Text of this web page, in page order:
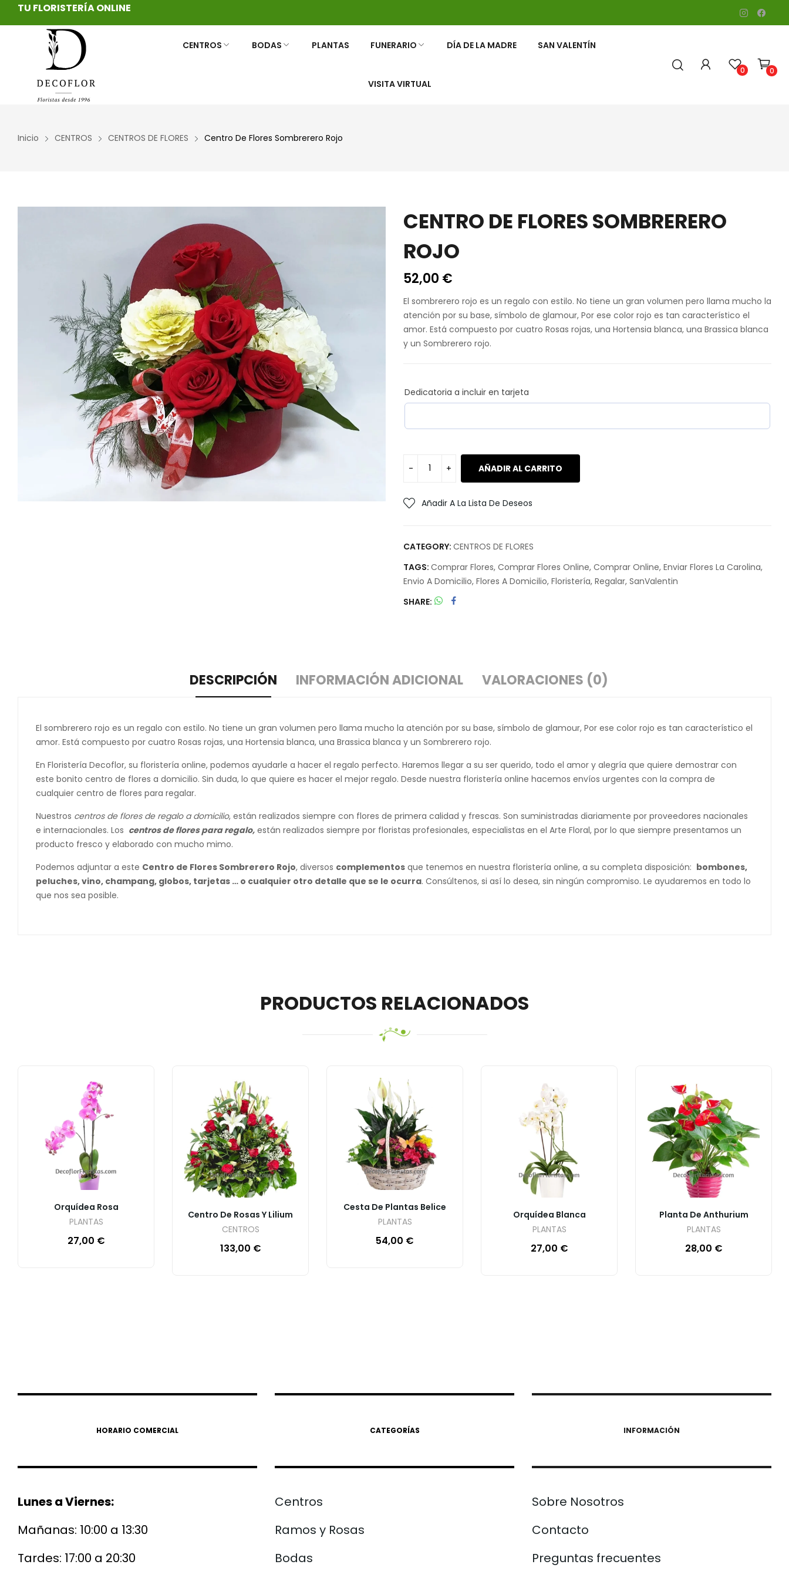
TU FLORISTERÍA ONLINE
CENTROS
CENTROS DE FLORES
BODAS
RAMOS DE NOVIA PRESERVADOS
PLANTAS FUNERARIO
CENTROS FUNERARIOS
DÍA DE LA MADRE SAN VALENTÍN
VISITA VIRTUAL
0 0
Inicio CENTROS CENTROS DE FLORES Centro De Flores Sombrerero Rojo
CENTRO DE FLORES SOMBRERERO
ROJO
52,00 €
El sombrerero rojo es un regalo con estilo. No tiene un gran volumen pero llama mucho la
atención por su base, símbolo de glamour, Por ese color rojo es tan característico el
amor. Está compuesto por cuatro Rosas rojas, una Hortensia blanca, una Brassica blanca
y un Sombrerero rojo.
Dedicatoria a incluir en tarjeta
AÑADIR AL CARRITO
Añadir A La Lista De Deseos
CATEGORY: CENTROS DE FLORES
TAGS: Comprar Flores, Comprar Flores Online, Comprar Online, Enviar Flores La Carolina,
Envio A Domicilio, Flores A Domicilio, Floristería, Regalar, SanValentin
SHARE
DESCRIPCIÓN INFORMACIÓN ADICIONAL VALORACIONES (0)
El sombrerero rojo es un regalo con estilo. No tiene un gran volumen pero llama mucho la atención por su base, símbolo de glamour, Por ese color rojo es tan característico el
amor. Está compuesto por cuatro Rosas rojas, una Hortensia blanca, una Brassica blanca y un Sombrerero rojo.
En Floristería Decoflor, su floristería online, podemos ayudarle a hacer el regalo perfecto. Haremos llegar a su ser querido, todo el amor y alegría que quiere demostrar con
este bonito centro de flores a domicilio. Sin duda, lo que quiere es hacer el mejor regalo. Desde nuestra floristería online hacemos envíos urgentes con la compra de
cualquier centro de flores para regalar.
Nuestros centros de flores de regalo a domicilio, están realizados siempre con flores de primera calidad y frescas. Son suministradas diariamente por proveedores nacionales
e internacionales. Los centros de flores para regalo, están realizados siempre por floristas profesionales, especialistas en el Arte Floral, por lo que siempre presentamos un
producto fresco y elaborado con mucho mimo.
Podemos adjuntar a este Centro de Flores Sombrerero Rojo, diversos complementos que tenemos en nuestra floristería online, a su completa disposición: bombones,
peluches, vino, champang, globos, tarjetas … o cualquier otro detalle que se le ocurra. Consúltenos, si así lo desea, sin ningún compromiso. Le ayudaremos en todo lo
que nos sea posible.
PRODUCTOS RELACIONADOS
Orquídea Rosa
PLANTAS
27,00 €
Centro De Rosas Y Lilium
CENTROS
133,00 €
Cesta De Plantas Belice
PLANTAS
54,00 €
Orquídea Blanca
PLANTAS
27,00 €
Planta De Anthurium
PLANTAS
28,00 €
HORARIO COMERCIAL
Lunes a Viernes:
Mañanas: 10:00 a 13:30
Tardes: 17:00 a 20:30
CATEGORÍAS
Centros
Ramos y Rosas
Bodas
INFORMACIÓN
Sobre Nosotros
Contacto
Preguntas frecuentes